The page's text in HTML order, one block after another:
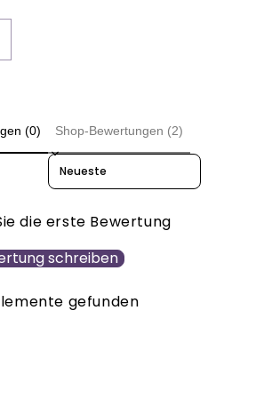
(0) Shop-Bewertungen (2)
Sort reviews by
die erste Bewertung
schreiben
gefunden